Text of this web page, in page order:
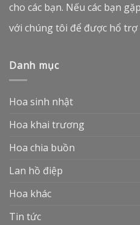
cho các bạn. Nếu các bạn
với chúng tôi để được hổ trợ
Danh mục
Hoa sinh nhật
Hoa khai trương
Hoa chia buồn
Lan hồ điệp
Hoa khác
Tin tức